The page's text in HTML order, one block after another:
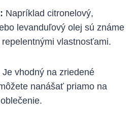
Napríklad citronelový,
levanduľový olej sú známe
vlastnosťami.
Je vhodný ​na zriedené
nanášať priamo na